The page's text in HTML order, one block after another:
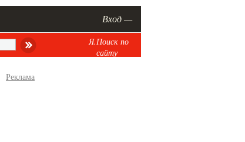
Вход —
Я.Поиск по
сайту
Реклама